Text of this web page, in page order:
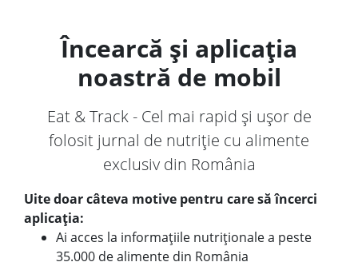
Încearcă și aplicația
noastră de mobil
Eat & Track - Cel mai rapid și ușor de
folosit jurnal de nutriție cu alimente
exclusiv din România
Uite doar câteva motive pentru care să încerci
aplicația:
Ai acces la informațiile nutriționale a peste
35.000 de alimente din România